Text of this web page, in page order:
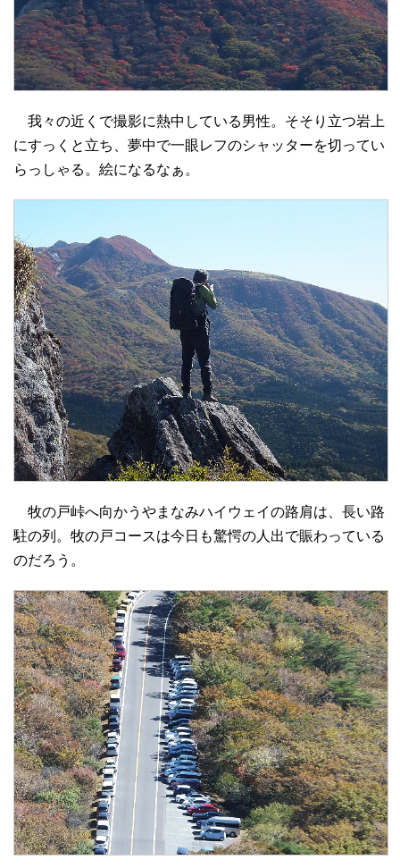
我々の近くで撮影に熱中している男性。そそり立つ岩上
にすっくと立ち、夢中で一眼レフのシャッターを切ってい
らっしゃる。絵になるなぁ。
牧の戸峠へ向かうやまなみハイウェイの路肩は、長い路
駐の列。牧の戸コースは今日も驚愕の人出で賑わっている
のだろう。